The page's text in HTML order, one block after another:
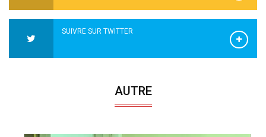
SUIVRE SUR TWITTER
AUTRE